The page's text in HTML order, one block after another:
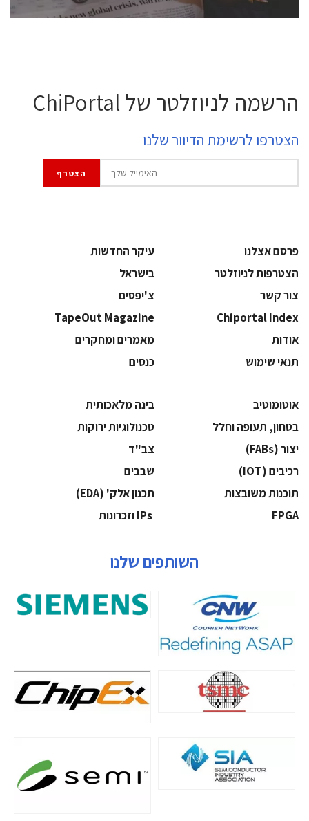
הרשמה לניוזלטר של ChiPortal
הצטרפו לרשימת הדיוור שלנו
פרסם אצלנו
עיקר החדשות
הצטרפות לניוזלטר
בישראל
צור קשר
צ'יפסים
Chiportal Index
TapeOut Magazine
אודות
מאמרים ומחקרים
תנאי שימוש
כנסים
אוטומוטיב
בינה מלאכותית
בטחון, תעופה וחלל
‫טכנולוגיות ירוקות‬
‫יצור (‪(FABs‬‬
‫צב"ד‬
‫רכיבים‬ (IOT)
‫שבבים‬
‫תוכנות משובצות‬
‫תכנון אלק' (‪(EDA‬‬
‫‪FPGA‬‬
השותפים שלנו